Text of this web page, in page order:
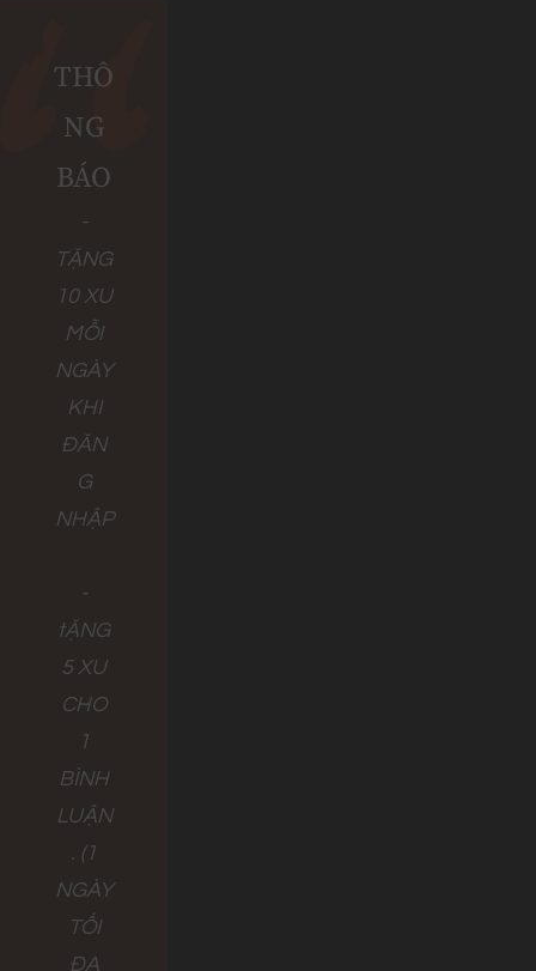
THÔ
NG
BÁO
-
TẶNG
10 XU
MỖI
NGÀY
KHI
ĐĂN
G
NHẬP
-
tẶNG
5 XU
CHO
1
BÌNH
LUẬN
. (1
NGÀY
TỐI
ĐA